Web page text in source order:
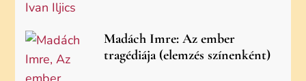
Madách Imre: Az ember
tragédiája (elemzés színenként)